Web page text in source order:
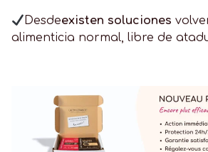
Desdeexisten soluciones
alimenticia normal, libre de